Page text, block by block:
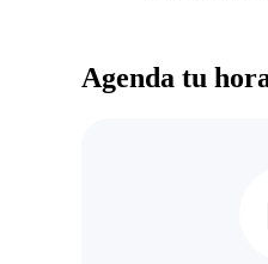
Agenda tu